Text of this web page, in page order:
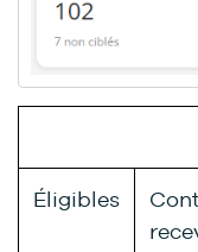
Éligibles